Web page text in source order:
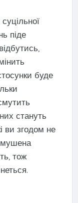
піде
буде
стануть
ви згодом не
тож